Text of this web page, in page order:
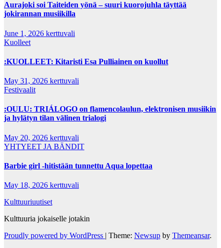
Aurajoki soi Taiteiden yönä – suuri kuorojuhla täyttää
jokirannan musiikilla
June 1, 2026 kerttuvali
Kuolleet
:KUOLLEET: Kitaristi Esa Pulliainen on kuollut
May 31, 2026 kerttuvali
Festivaalit
:OULU: TRIÁLOGO on flamencolaulun, elektronisen musiikin
ja hylätyn tilan välinen trialogi
May 20, 2026 kerttuvali
YHTYEET JA BÄNDIT
Barbie girl -hitistään tunnettu Aqua lopettaa
May 18, 2026 kerttuvali
Kulttuuriuutiset
Kulttuuria jokaiselle jotakin
Proudly powered by WordPress | Theme: Newsup by Themeansar.